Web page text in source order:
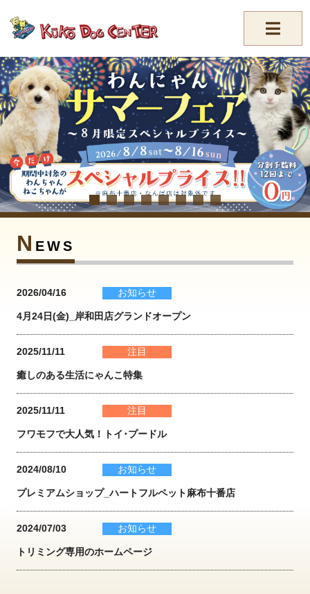
//-->
N EWS
2026/04/16 お知らせ
4月24日(金)_岸和田店グランドオープン
2025/11/11 注目
癒しのある生活にゃんこ特集
2025/11/11 注目
フワモフで大人気！トイ･プードル
2024/08/10 お知らせ
プレミアムショップ_ハートフルペット麻布十番店
2024/07/03 お知らせ
トリミング専用のホームページ